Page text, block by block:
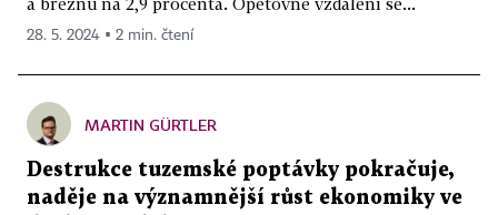
28. 5. 2024 ▪ 2 min. čtení
MARTIN GÜRTLER
Destrukce tuzemské poptávky pokračuje,
naděje na významnější růst ekonomiky ve